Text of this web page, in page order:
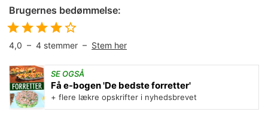
Brugernes bedømmelse:
4,0 – 4 stemmer – Stem her
SE OGSÅ
Få e-bogen 'De bedste forretter'
+ flere lækre opskrifter i nyhedsbrevet